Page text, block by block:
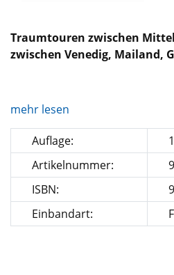
Traumtouren zwischen
zwischen Venedig, Mailand,
mehr lesen
Auflage:
Artikelnummer:
ISBN:
Einbandart: